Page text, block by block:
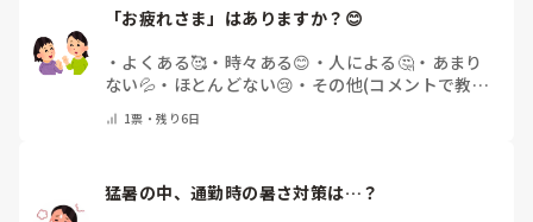
「お疲れさま」はありますか？😊
・ よくある🥰 ・ 時々ある😊 ・ 人による🤔 ・ あまり
ない💦 ・ ほとんどない😢 ・ その他(コメントで教え
1票・残り6日
猛暑の中、通勤時の暑さ対策は…？